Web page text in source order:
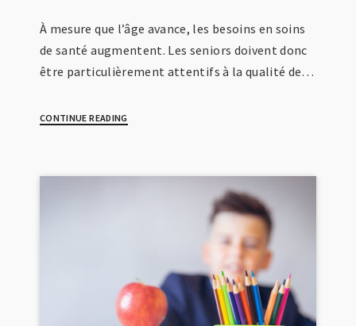
À mesure que l’âge avance, les besoins en soins
de santé augmentent. Les seniors doivent donc
être particulièrement attentifs à la qualité de…
CONTINUE READING